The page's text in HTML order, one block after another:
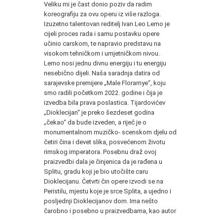
Veliku mi je čast donio poziv da radim
koreografiju za ovu operu iz više razloga.
Izuzetno talentovan reditelj Ivan Leo Lemo je
cijeli proces rada i samu postavku opere
učinio carskom, te napravio predstavu na
visokom tehničkom i umjetničkom nivou.
Lemo nosi jednu divnu energiju i tu energiju
nesebično dijeli. Naša saradnja datira od
sarajevske premijere „Male Floramye“, koju
smo radili početkom 2022. godine i čija je
izvedba bila prava poslastica. Tijardovićev
„Dioklecijan“ je preko šezdeset godina
„čekao“ da bude izveden, a riječ je o
monumentalnom muzičko- scenskom djelu od
četiri čina i devet slika, posvećenom životu
rimskog imperatora. Posebnu draž ovoj
praizvedbi dala je činjenica da je rađena u
Splitu, gradu koji je bio utočište caru
Dioklecijanu. Četvrti čin opere izvodi se na
Peristilu, mjestu koje je srce Splita, a ujedno i
posljednji Dioklecijanov dom. Ima nešto
čarobno i posebno u praizvedbama, kao autor